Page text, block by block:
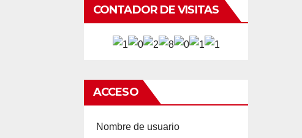
CONTADOR DE VISITAS
ACCESO
Nombre de usuario